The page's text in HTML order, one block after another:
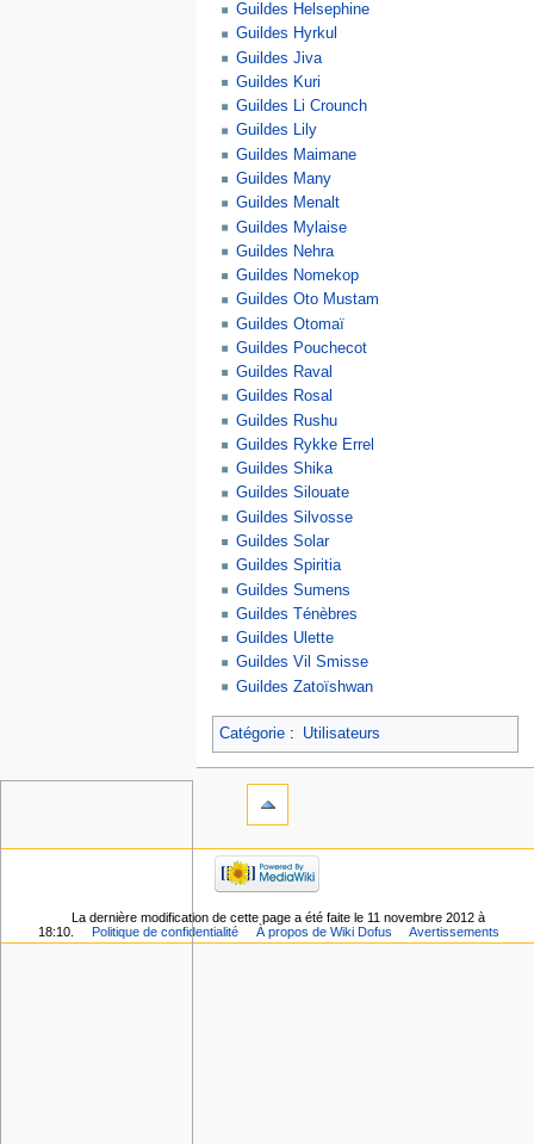
Guildes Helsephine
Guildes Hyrkul
Guildes Jiva
Guildes Kuri
Guildes Li Crounch
Guildes Lily
Guildes Maimane
Guildes Many
Guildes Menalt
Guildes Mylaise
Guildes Nehra
Guildes Nomekop
Guildes Oto Mustam
Guildes Otomaï
Guildes Pouchecot
Guildes Raval
Guildes Rosal
Guildes Rushu
Guildes Rykke Errel
Guildes Shika
Guildes Silouate
Guildes Silvosse
Guildes Solar
Guildes Spiritia
Guildes Sumens
Guildes Ténèbres
Guildes Ulette
Guildes Vil Smisse
Guildes Zatoïshwan
Catégorie: Utilisateurs
La dernière modification de cette page a été faite le 11 novembre 2012 à
18:10.
Politique de confidentialité À propos de Wiki Dofus Avertissements